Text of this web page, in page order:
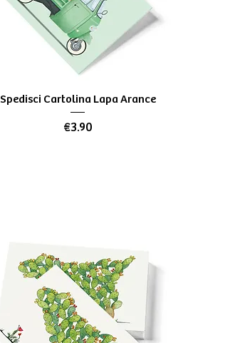
Quick View
Spedisci Cartolina Lapa Arance
Price
€3.90